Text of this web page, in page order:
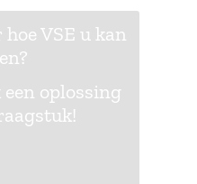
VSE u kan
oplossing